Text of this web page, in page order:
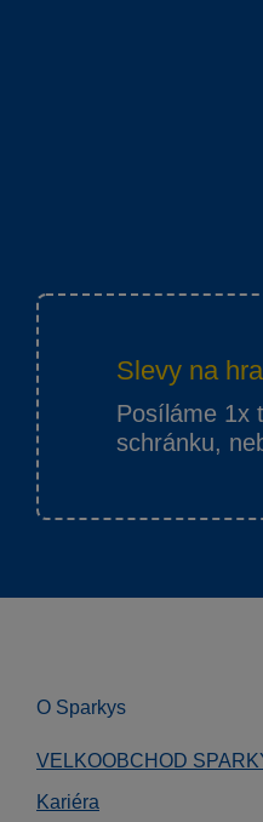
Slevy na
Posíláme 1x
schránku,
O Sparkys
VELKOOBCHOD
Kariéra